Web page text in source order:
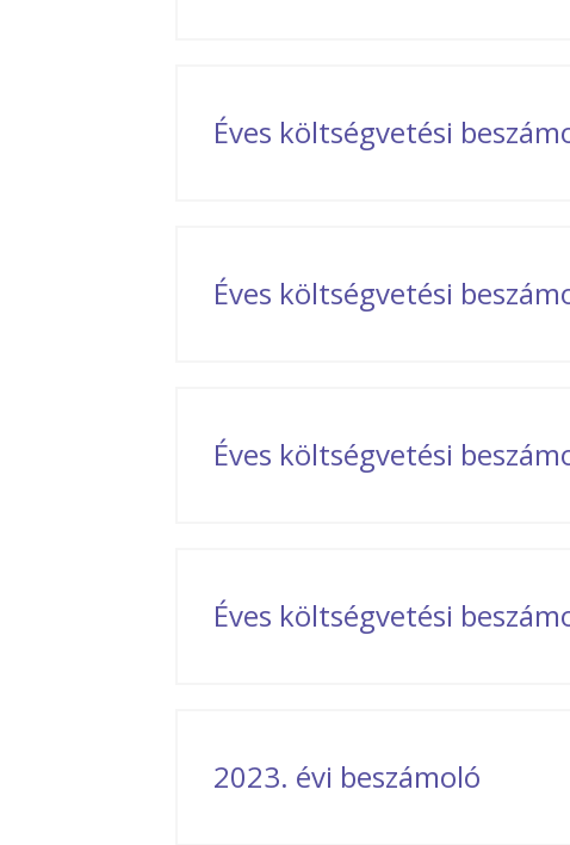
Éves költségvetési
Éves költségvetési
Éves költségvetési
Éves költségvetési
2023. évi beszámoló